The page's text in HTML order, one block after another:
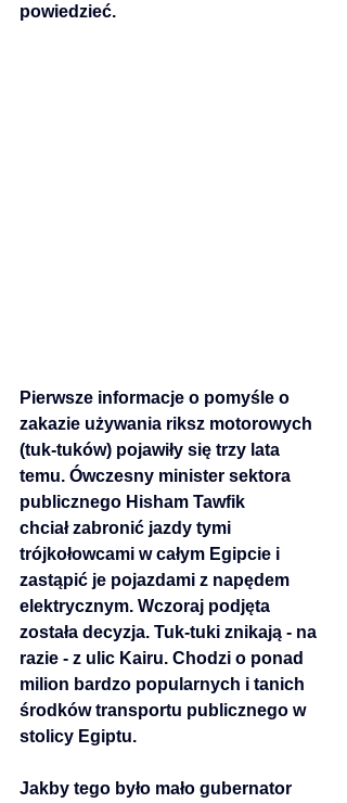
powiedzieć.
Pierwsze informacje o pomyśle o
zakazie używania riksz motorowych
(tuk-tuków) pojawiły się trzy lata
temu. Ówczesny minister sektora
publicznego Hisham Tawfik
chciał zabronić jazdy tymi
trójkołowcami w całym Egipcie i
zastąpić je pojazdami z napędem
elektrycznym. Wczoraj podjęta
została decyzja. Tuk-tuki znikają - na
razie - z ulic Kairu. Chodzi o ponad
milion bardzo popularnych i tanich
środków transportu publicznego w
stolicy Egiptu.
Jakby tego było mało gubernator